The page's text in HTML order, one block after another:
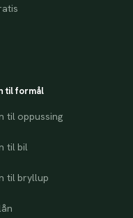
til formål
til oppussing
til bil
til bryllup